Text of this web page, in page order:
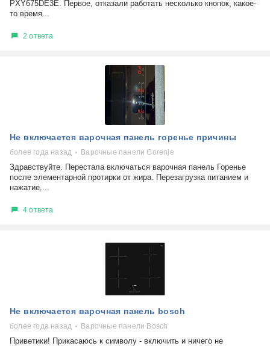
PXY675DE3E. Первое, отказали работать несколько кнопок, какое-
то время...
2 ответа
Не включается варочная панель горенье причины
более года назад Варочные панели Gorenje
Здравствуйте. Перестала включаться варочная панель Горенье
после элементарной протирки от жира. Перезагрузка питанием и
нажатие,...
4 ответа
Не включается варочная панель bosch
более года назад Варочные панели Bosch
Приветики! Прикасаюсь к символу - включить и ничего не